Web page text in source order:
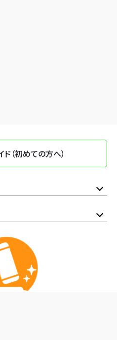
（初めての方へ）